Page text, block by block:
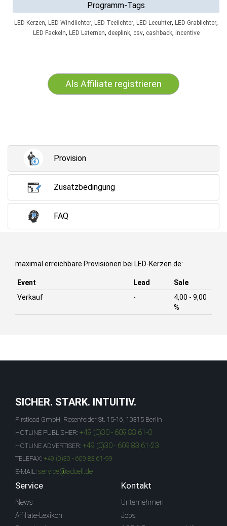
Programm-Tags
LED Kerzen, LED Windlichter, LED Teelichter, LED Lecuhter, LED Grablichter,
LED Fackeln, LED Laternen, deeplink, csv, cashback, incentive
Als Affiliate registrieren
Provision
Zusatzbedingung
FAQ
maximal erreichbare Provisionen bei LED-Kerzen.de:
Event Lead
Sale
Verkauf
-
4,00 - 9,00
%
SICHER. STARK. INTUITIV.
Firstlead GmbH, Rosenfelder St. 15-16, 10315 Berlin
HOTLINE PUBLISHER: +49 (0)30 - 609 83 61-0
HOTLINE ADVERTISER: +49 (0)30 - 609 83 61-23
TELEFAX: +49 (0)30 - 609 83 61-99
E-MAIL: service@adcell.de
Service
News
Affiliate-Lexikon
Kontakt
Unternehmen
Jobs